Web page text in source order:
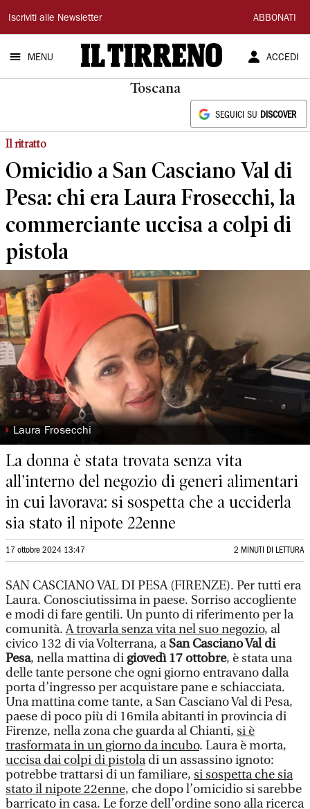
Il
Tirreno
Iscriviti alle Newsletter ABBONATI
MENU ACCEDI
Toscana
SEGUICI SU DISCOVER
Il ritratto
Omicidio a San Casciano Val di
Pesa: chi era Laura Frosecchi, la
commerciante uccisa a colpi di
pistola
◗ Laura Frosecchi
La donna è stata trovata senza vita
all’interno del negozio di generi alimentari
in cui lavorava: si sospetta che a ucciderla
sia stato il nipote 22enne
17 ottobre 2024 13:47 2 MINUTI DI LETTURA
SAN CASCIANO VAL DI PESA (FIRENZE). Per tutti era
Laura. Conosciutissima in paese. Sorriso accogliente
e modi di fare gentili. Un punto di riferimento per la
comunità.A trovarla senza vita nel suo negozio, al
civico 132 di via Volterrana, aSan Casciano Val di
Pesa, nella mattina di giovedì 17 ottobre, è stata una
delle tante persone che ogni giorno entravano dalla
porta d’ingresso per acquistare pane e schiacciata.
Una mattina come tante, a San Casciano Val di Pesa,
paese di poco più di 16mila abitanti in provincia di
Firenze, nella zona che guarda al Chianti, si è
trasformata in un giorno da incubo. Laura è morta,
uccisa dai colpi di pistoladi un assassino ignoto:
potrebbe trattarsi di un familiare, si sospetta che sia
stato il nipote 22enne, che dopo l’omicidio si sarebbe
barricato in casa. Le forze dell’ordine sono alla ricerca